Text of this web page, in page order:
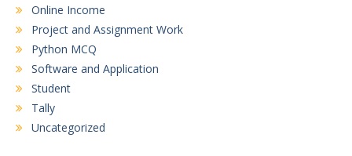
Online Income
Project and Assignment Work
Python MCQ
Software and Application
Student
Tally
Uncategorized